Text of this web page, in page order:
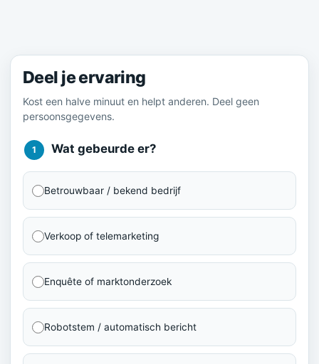
Deel je ervaring
Kost een halve minuut en helpt anderen. Deel geen
persoonsgegevens.
1 Wat gebeurde er?
Betrouwbaar / bekend bedrijf
Verkoop of telemarketing
Enquête of marktonderzoek
Robotstem / automatisch bericht